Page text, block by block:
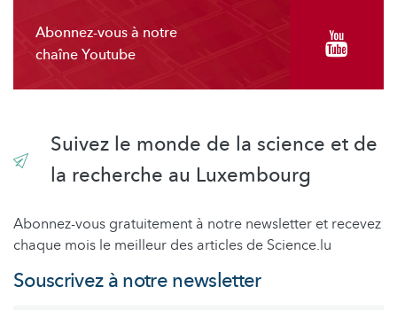
Abonnez-vous à notre
chaîne Youtube
Suivez le monde de la science et de
la recherche au Luxembourg
Abonnez-vous gratuitement à notre newsletter et recevez
chaque mois le meilleur des articles de Science.lu
Souscrivez à notre newsletter